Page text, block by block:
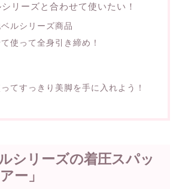
リーズと合わせて使いたい！
ルシリーズ商品
使って全身引き締め！
てすっきり美脚を手に入れよう！
シリーズの着圧スパッ
ー」